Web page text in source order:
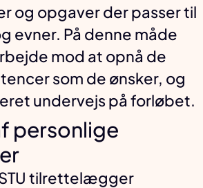
og opgaver der passer til
evner. På denne måde
mod at opnå de
som de ønsker, og
undervejs på forløbet.
personlige
tilrettelægger